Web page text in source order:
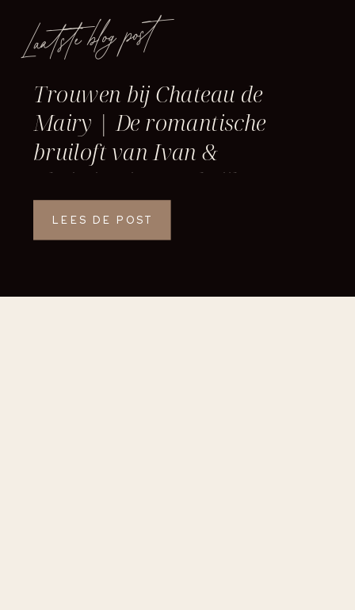
LEES DE POST
Trouwen bij Chateau de
Mairy | De romantische
bruiloft van Ivan &
Christina in Frankrijk
Laatste blog post